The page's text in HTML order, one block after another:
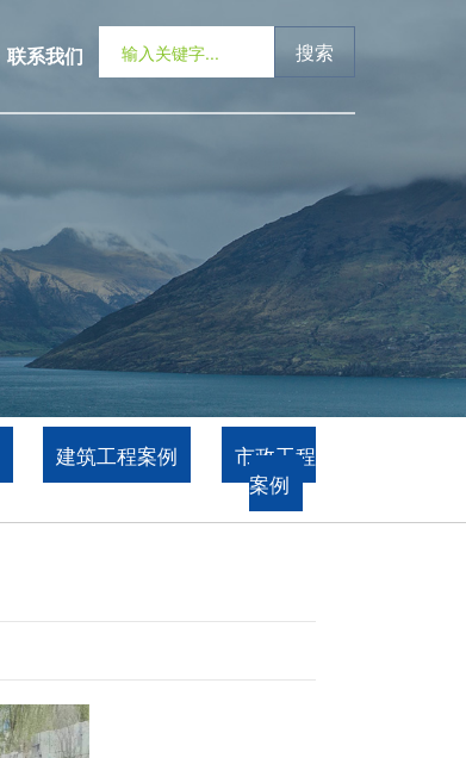
联系我们 搜索
建筑工程案例
市政工程
案例